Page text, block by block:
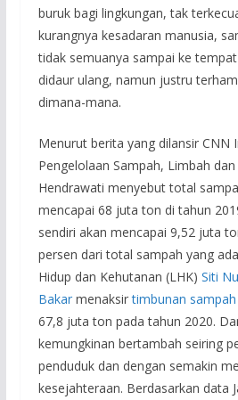
buruk bagi lingkungan, tak
kurangnya kesadaran manusia,
tidak semuanya sampai ke
didaur ulang, namun justru
dimana-mana.
Menurut berita yang dilansir CNN
Pengelolaan Sampah, Limbah
Hendrawati menyebut total
mencapai 68 juta ton di tahun
sendiri akan mencapai 9,52 juta
persen dari total sampah yang
Hidup dan Kehutanan (LHK) Siti
Bakarmenaksirtimbunan sampah
67,8 juta ton pada tahun 2020.
kemungkinan bertambah seiring
penduduk dan dengan semakin
kesejahteraan. Berdasarkan data